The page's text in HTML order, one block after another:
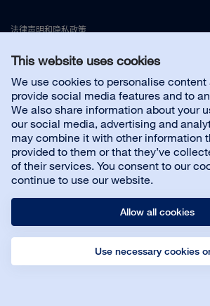
This website uses cookies
We use cookies to personalise content
provide social media features and to
We also share information about your
our social media, advertising and
may combine it with other information
provided to them or that they’ve
of their services. You consent to our
continue to use our website.
Allow all cookies
Use necessary cookies
法律声明和隐私政策
联系我们
Customer service
关于我们